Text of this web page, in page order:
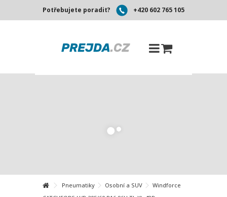
Potřebujete poradit? +420 602 765 105
Pneumatiky Osobní a SUV
Windforce